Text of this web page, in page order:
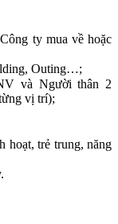
ty mua về hoặc
Outing…;
và Người thân 2
vị trí);
hoạt, trẻ trung, năng